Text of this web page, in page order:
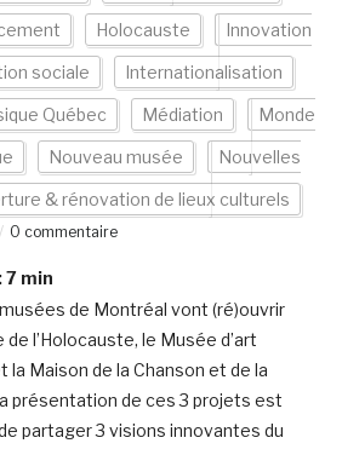
Holocauste Innovation
sociale Internationalisation
Québec Médiation Monde
Nouveau musée Nouvelles
& rénovation de lieux culturels
0 commentaire
7 min
de Montréal vont (ré)ouvrir
l’Holocauste, le Musée d’art
la Maison de la Chanson et de la
présentation de ces 3 projets est
partager 3 visions innovantes du